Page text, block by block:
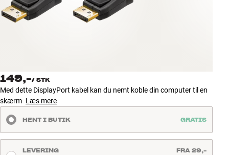
Tilbehør
NYHEDER
Find Butik
Kundeservice
149,-/ STK
Med dette DisplayPort kabel kan du nemt koble din computer til en
skærm Læs mere
HENT I BUTIK GRATIS
LEVERING FRA 29,-